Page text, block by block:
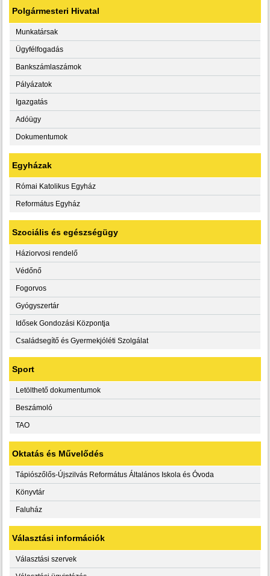
Polgármesteri Hivatal
Munkatársak
Ügyfélfogadás
Bankszámlaszámok
Pályázatok
Igazgatás
Adóügy
Dokumentumok
Egyházak
Római Katolikus Egyház
Református Egyház
Szociális és egészségügy
Háziorvosi rendelő
Védőnő
Fogorvos
Gyógyszertár
Idősek Gondozási Központja
Családsegítő és Gyermekjóléti Szolgálat
Sport
Letölthető dokumentumok
Beszámoló
TAO
Oktatás és Művelődés
Tápiószőlős-Újszilvás Református Általános Iskola és Óvoda
Könyvtár
Faluház
Választási információk
Választási szervek